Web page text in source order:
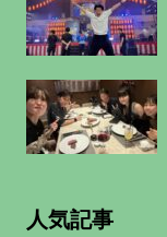
人気記事